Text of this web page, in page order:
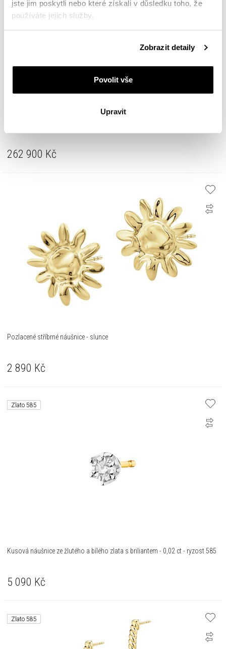
jste jim poskytli nebo které získali v důsledku toho, že
používáte jejich služby.
Zásadách ochrany osobních údajů
Zobrazit detaily
Povolit vše
Upravit
262 900 Kč
Pozlacené stříbrné náušnice - slunce
2 890 Kč
Zlato 585
Kusová náušnice ze žlutého a bílého zlata s briliantem - 0,02 ct - ryzost 585
5 090 Kč
Zlato 585